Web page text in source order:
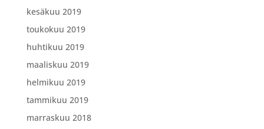
kesäkuu 2019
toukokuu 2019
huhtikuu 2019
maaliskuu 2019
helmikuu 2019
tammikuu 2019
marraskuu 2018